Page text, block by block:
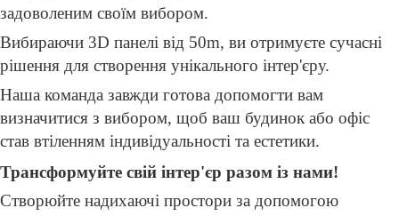
задоволеним своїм вибором.
Вибираючи 3D панелі від 50m, ви отримуєте сучасні
рішення для створення унікального інтер'єру.
Наша команда завжди готова допомогти вам
визначитися з вибором, щоб ваш будинок або офіс
став втіленням індивідуальності та естетики.
Трансформуйте свій інтер'єр разом із нами!
Створюйте надихаючі простори за допомогою